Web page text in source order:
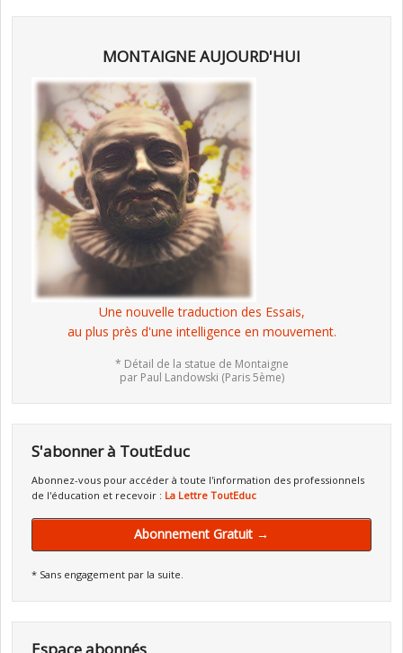
MONTAIGNE AUJOURD'HUI
Une nouvelle traduction des Essais,
au plus près d'une intelligence en mouvement.
* Détail de la statue de Montaigne
par Paul Landowski (Paris 5ème)
S'abonner à ToutEduc
Abonnez-vous pour accéder à toute l'information des professionnels
de l'éducation et recevoir : La Lettre ToutEduc
Abonnement Gratuit →
* Sans engagement par la suite.